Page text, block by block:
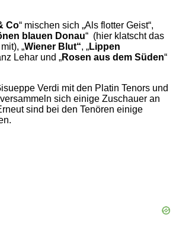
Co“ mischen sich „Als flotter Geist“,
blauen Donau“ (hier klatscht das
„Wiener Blut“, „Lippen
Lehar und „Rosen aus dem Süden“
Verdi mit den Platin Tenors und
sich einige Zuschauer an
sind bei den Tenören einige